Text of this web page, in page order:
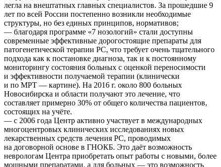
легла на внештатных главных специалистов. За прошедшие 9
лет по всей России постепенно возникли необходимые
структуры, но без единых принципов, нормативов;
— благодаря программе «7 нозологий» стали доступны
современные эффективные дорогостоящие препараты для
патогенетической терапии РС, что требует очень тщательного
подхода как к постановке диагноза, так и к постоянному
мониторингу состояния больных с оценкой переносимости
и эффективности получаемой терапии (клинически
и по МРТ — картине). На 2016 г. около 800 больных
Новосибирска и области получают это лечение, что
составляет примерно 30% от общего количества пациентов,
состоящих на учёте.
— с 2006 года Центр активно участвует в международных
многоцентровых клинических исследованиях новых
лекарственных средств лечения РС, проводимых
на договорной основе в ГНОКБ. Это даёт возможность
неврологам Центра приобретать опыт работы с новыми, более
мощными препаратами, а для больных — это возможность